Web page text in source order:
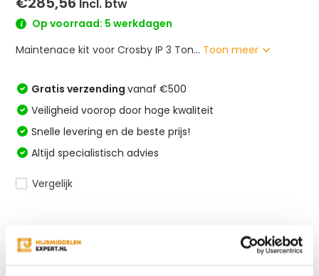
Incl. btw
Op voorraad: 5 werkdagen
Maintenace kit voor Crosby IP 3 Ton... Toon meer
Gratis verzendingvanaf €500
Veiligheid voorop door hoge kwaliteit
Snelle levering en de beste prijs!
Altijd specialistisch advies
Vergelijk
Productomschrijving